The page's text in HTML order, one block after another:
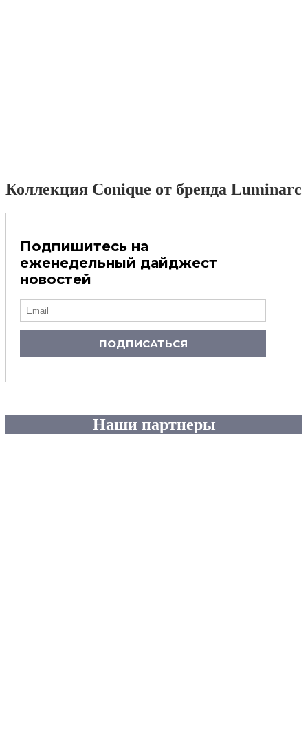
Коллекция Conique от бренда Luminarc
Подпишитесь на
еженедельный дайджест
новостей
ПОДПИСАТЬСЯ
Наши партнеры